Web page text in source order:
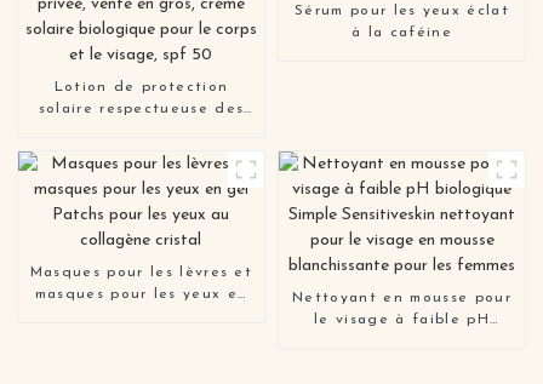
Lotion de protection
solaire respectueuse des
vente en gros, crème
solaire biologique pour le
corps et le visage, spf 50
Sérum pour les yeux éclat
à la caféine
Masques pour les lèvres et
masques pour les yeux en
Nettoyant en mousse pour
le visage à faible pH